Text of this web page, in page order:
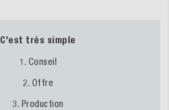
C’est très simple
1. Conseil
2. Offre
3. Production